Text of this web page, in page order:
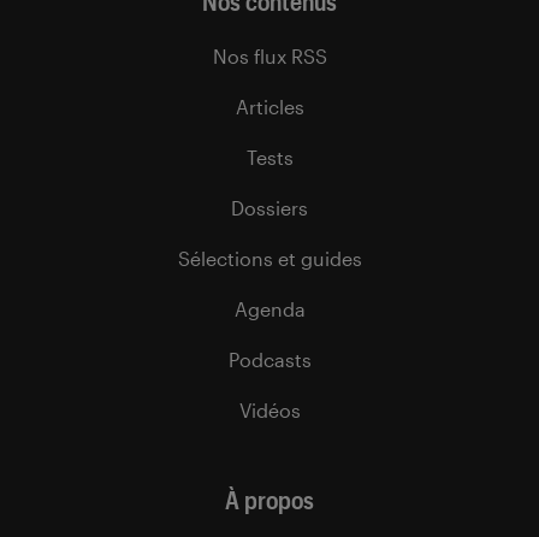
Nos flux RSS
Articles
Tests
Dossiers
Sélections et guides
Agenda
Podcasts
Vidéos
À propos